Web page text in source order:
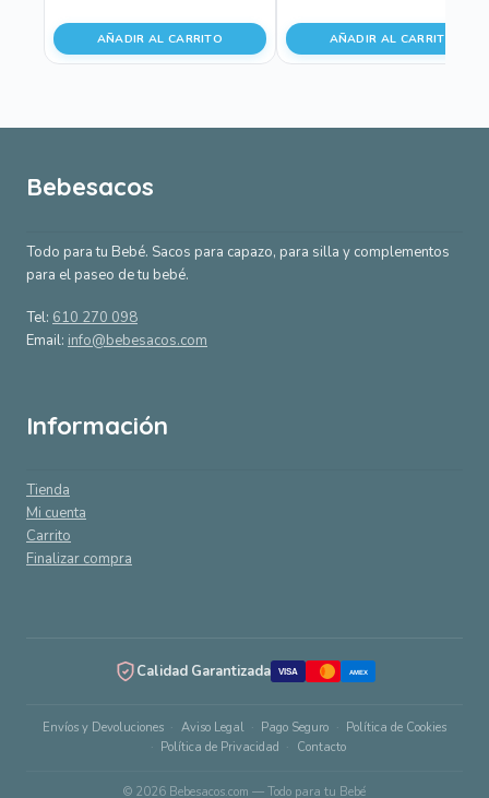
AÑADIR AL CARRITO AÑADIR AL CARRITO
Bebesacos
Todo para tu Bebé. Sacos para capazo, para silla y complementos
para el paseo de tu bebé.
Tel: 610 270 098
Email: info@bebesacos.com
Información
Tienda
Mi cuenta
Carrito
Finalizar compra
Calidad Garantizada VISA AMEX
Envíos y Devoluciones Aviso Legal Pago Seguro
Política de Cookies
Política de Privacidad
Contacto
© 2026 Bebesacos.com — Todo para tu Bebé